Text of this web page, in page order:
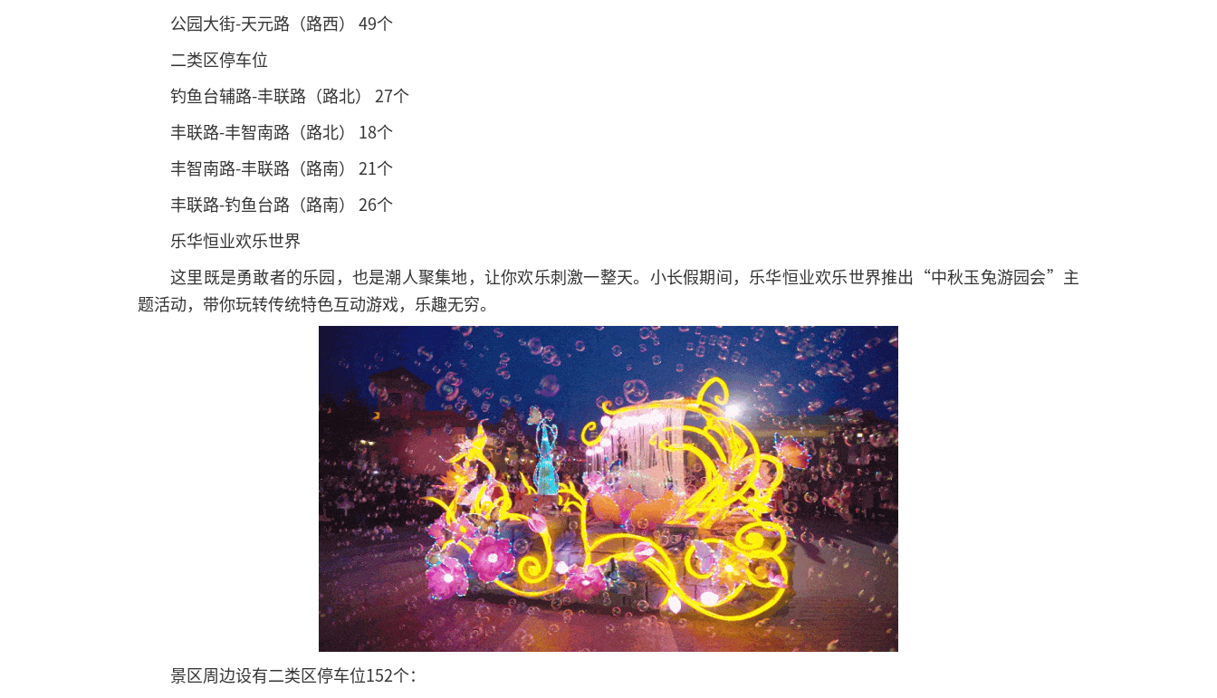
公园大街-天元路（路西） 49个
二类区停车位
钓鱼台辅路-丰联路（路北） 27个
丰联路-丰智南路（路北） 18个
丰智南路-丰联路（路南） 21个
丰联路-钓鱼台路（路南） 26个
乐华恒业欢乐世界
这里既是勇敢者的乐园，也是潮人聚集地，让你欢乐刺激一整天。小长假期间，乐华恒业欢乐世界推出“中秋玉兔游园会”主
题活动，带你玩转传统特色互动游戏，乐趣无穷。
景区周边设有二类区停车位152个：